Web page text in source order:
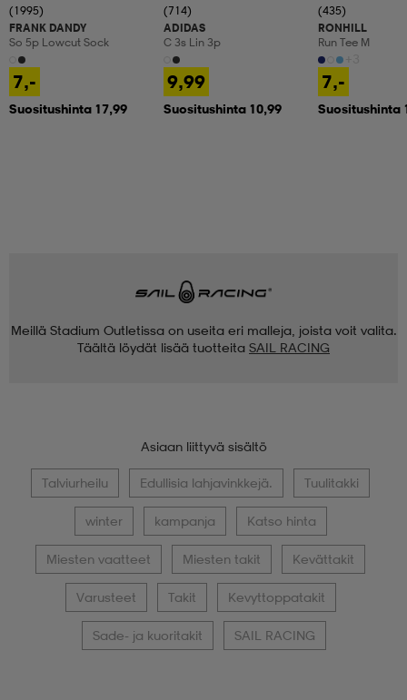
(1995)
FRANK DANDY
So 5p Lowcut Sock
7,-
Suositushinta 17,99
(714)
ADIDAS
C 3s Lin 3p
9,99
Suositushinta 10,99
(435)
RONHILL
Run Tee M
7,-
Suositushinta
Meillä Stadium Outletissa on useita eri malleja, joista voit valita.
Täältä löydät lisää tuotteita SAIL RACING
Asiaan liittyvä sisältö
Talviurheilu Edullisia lahjavinkkejä. Tuulitakki
winter kampanja Katso hinta
Miesten vaatteet Miesten takit Kevättakit
Varusteet Takit Kevyttoppatakit
Sade- ja kuoritakit SAIL RACING